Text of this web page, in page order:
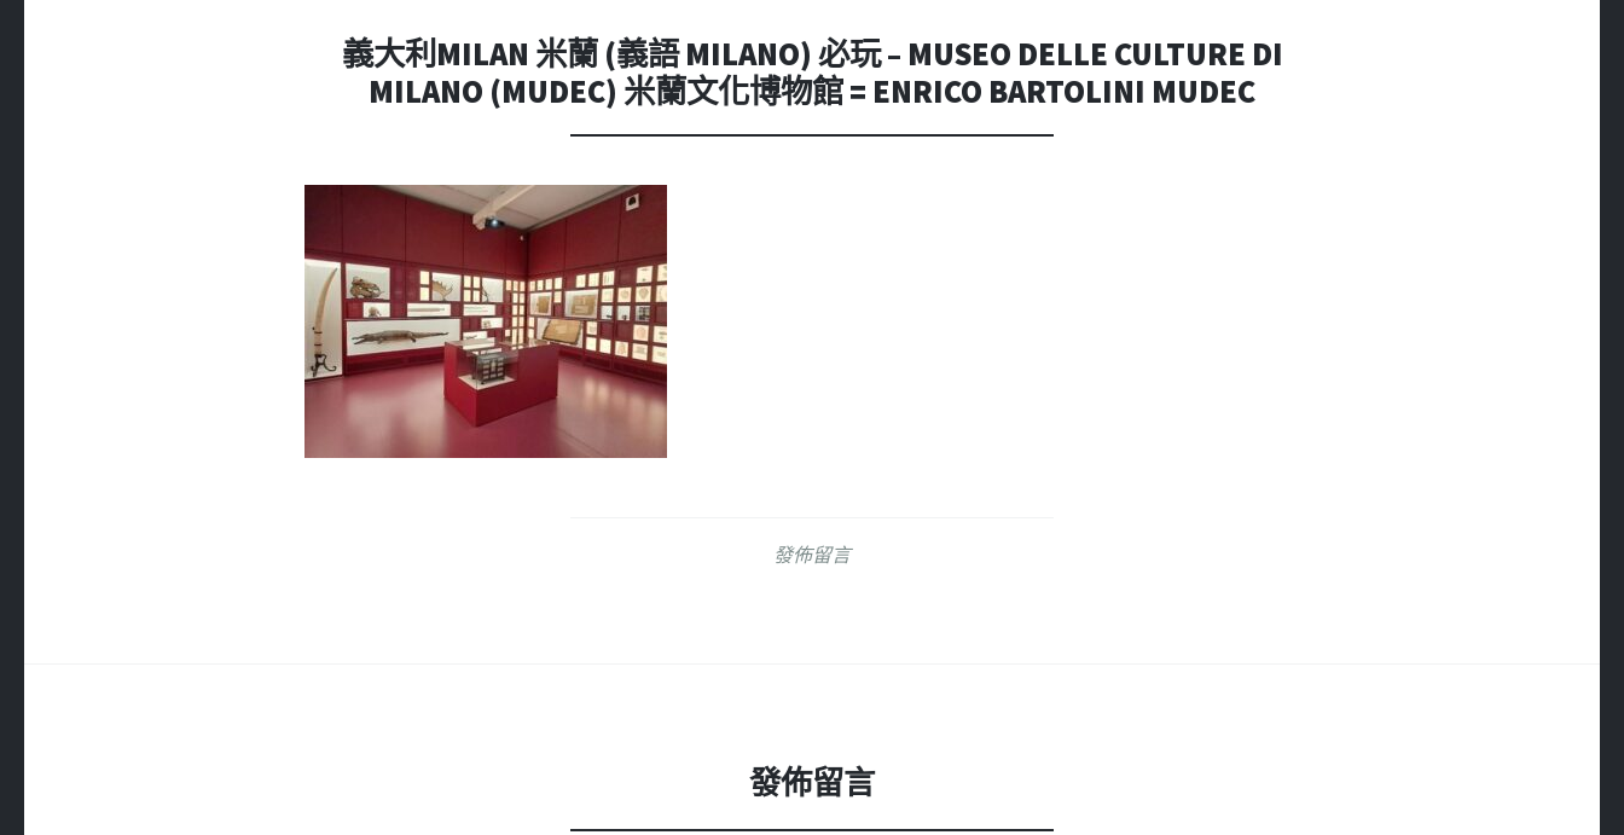
容
義大利MILAN 米蘭 (義語 MILANO) 必玩 – MUSEO DELLE CULTURE DI
MILANO (MUDEC) 米蘭文化博物館 = ENRICO BARTOLINI MUDEC
發佈留言
發佈留言